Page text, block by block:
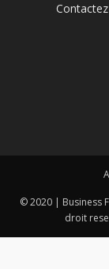
© 2020 | Business
droit